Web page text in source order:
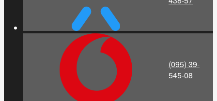
(095) 39-
545-08